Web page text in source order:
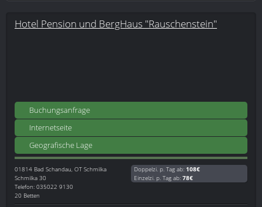
Hotel Pension und BergHaus "Rauschenstein"
Buchungsanfrage
Internetseite
Geografische Lage
01814 Bad Schandau, OT Schmilka
Schmilka 30
Telefon: 035022 9130
20 Betten
Doppelzi. p. Tag ab: 108€
Einzelzi. p. Tag ab: 78€